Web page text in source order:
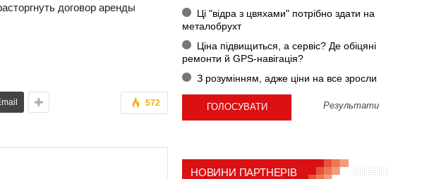
договор аренды
572
Ці "відра з цвяхами" потрібно здати на
металобрухт
Ціна підвищиться, а сервіс? Де обіцяні
ремонти й GPS-навігація?
З розумінням, адже ціни на все зросли
Результати
НОВИНИ ПАРТНЕРІВ